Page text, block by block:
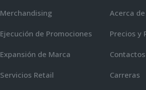
Merchandising
Ejecución de Promociones
Expansión de Marca
Servicios Retail
Acerca
Precios y
Contactos
Carreras